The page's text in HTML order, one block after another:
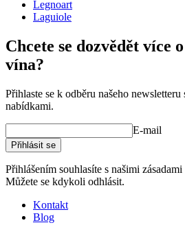
Legnoart
Laguiole
Chcete se dozvědět více
vína?
Přihlaste se k odběru našeho
nabídkami.
E-mail
Přihlásit se
Přihlášením souhlasíte s našimi
Můžete se kdykoli odhlásit.
Kontakt
Blog